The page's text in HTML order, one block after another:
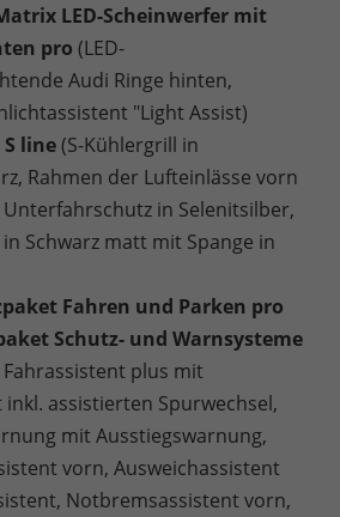
LED-Scheinwerfer mit
pro (LED-
Audi Ringe hinten,
"Light Assist)
line(S-Kühlergrill in
Rahmen der Lufteinlässe vorn
in Selenitsilber,
Schwarz matt mit Spange in
Fahren und Parken pro
Schutz- und Warnsysteme
plus mit
assistierten Spurwechsel,
mit Ausstiegswarnung,
vorn, Ausweichassistent
Notbremsassistent vorn,